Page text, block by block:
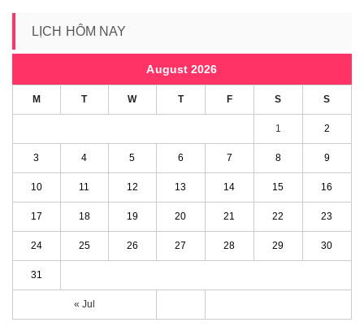
LỊCH HÔM NAY
August 2026
M T W T F S S
« Jul
1 2
3 4 5 6 7 8 9
10 11 12 13 14 15 16
17 18 19 20 21 22 23
24 25 26 27 28 29 30
31